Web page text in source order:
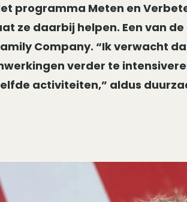
programma Meten en
ze daarbij helpen. Een van
Company. “Ik verwacht
verder te
activiteiten,” aldus